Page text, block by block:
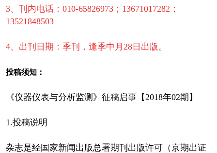
3、刊内电话：010-65826973；13671017282；
13521848503
4、出刊日期：季刊，逢季中月28日出版。
投稿须知：
《仪器仪表与分析监测》征稿启事【2018年02期】
1.投稿说明
杂志是经国家新闻出版总署期刊出版许可（京期出证